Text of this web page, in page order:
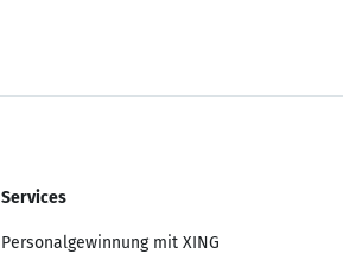
Services
Personalgewinnung mit XING